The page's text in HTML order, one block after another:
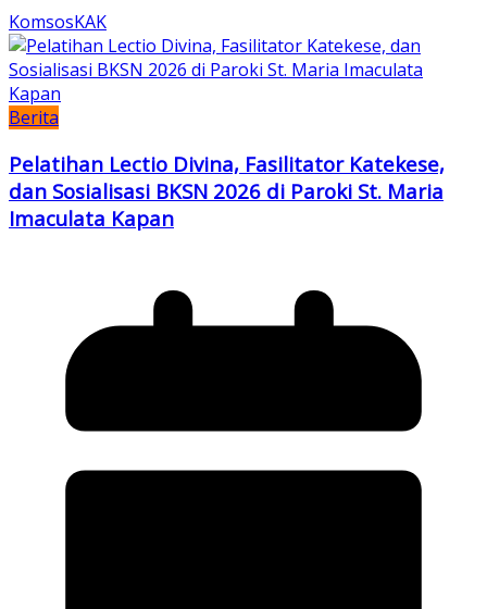
KomsosKAK
Berita
Pelatihan Lectio Divina, Fasilitator Katekese,
dan Sosialisasi BKSN 2026 di Paroki St. Maria
Imaculata Kapan